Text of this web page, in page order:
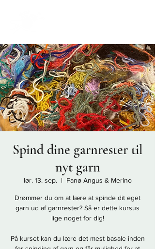
Spind dine garnrester til
nyt garn
lør. 13. sep.
  |
Fanø Angus & Merino
Drømmer du om at lære at spinde dit eget
garn ud af garnrester? Så er dette kursus
lige noget for dig!
På kurset kan du lære det mest basale inden